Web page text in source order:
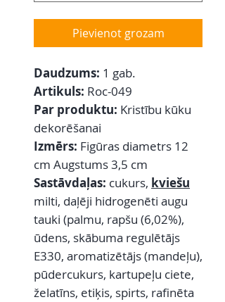
Pievienot grozam
Daudzums: 1 gab.
Artikuls: Roc-049
Par produktu: Kristību kūku
dekorēšanai
Izmērs: Figūras diametrs 12
cm Augstums 3,5 cm
Sastāvdaļas: cukurs, kviešu
milti, daļēji hidrogenēti augu
tauki (palmu, rapšu (6,02%),
ūdens, skābuma regulētājs
E330, aromatizētājs (mandeļu),
pūdercukurs, kartupeļu ciete,
želatīns, etiķis, spirts, rafinēta